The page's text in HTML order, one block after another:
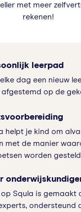
met meer
rekenen!
leerpad
elke dag een nieuw
afgestemd op de
helpt je kind om
met de manier
worden
op Squla is gemaakt
ondersteund